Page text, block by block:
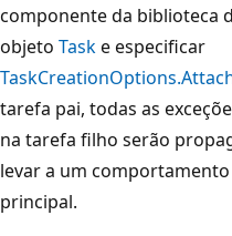
componente da biblioteca
objeto Taske especificar
tarefa pai, todas as
na tarefa filho serão
levar a um
principal.